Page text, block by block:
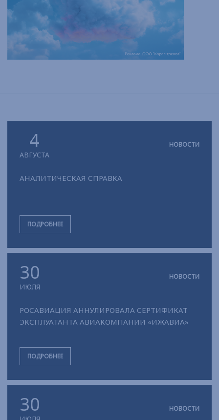
4
АВГУСТА
НОВОСТИ
АНАЛИТИЧЕСКАЯ СПРАВКА
ПОДРОБНЕЕ
30
ИЮЛЯ
НОВОСТИ
РОСАВИАЦИЯ АННУЛИРОВАЛА СЕРТИФИКАТ
ЭКСПЛУАТАНТА АВИАКОМПАНИИ «ИЖАВИА»
ПОДРОБНЕЕ
30 НОВОСТИ